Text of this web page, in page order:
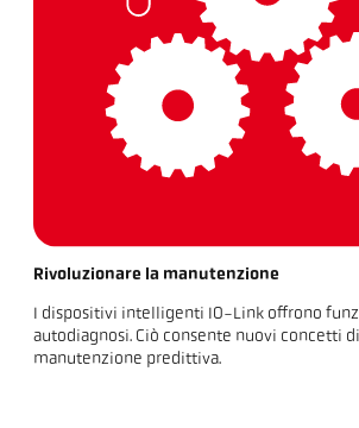
Rivoluzionare la manutenzione
I dispositivi intelligenti IO-Link offrono
autodiagnosi. Ciò consente nuovi concetti
manutenzione predittiva.